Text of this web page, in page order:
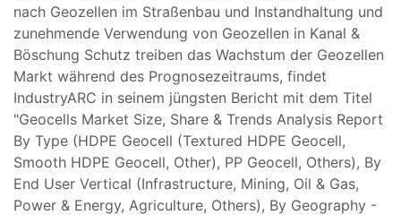
nach Geozellen im Straßenbau und Instandhaltung und
zunehmende Verwendung von Geozellen in Kanal &
Böschung Schutz treiben das Wachstum der Geozellen
Markt während des Prognosezeitraums, findet
IndustryARC in seinem jüngsten Bericht mit dem Titel
"Geocells Market Size, Share & Trends Analysis Report
By Type (HDPE Geocell (Textured HDPE Geocell,
Smooth HDPE Geocell, Other), PP Geocell, Others), By
End User Vertical (Infrastructure, Mining, Oil & Gas,
Power & Energy, Agriculture, Others), By Geography -